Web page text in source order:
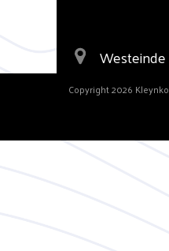
Westeinde
Copyright 2026